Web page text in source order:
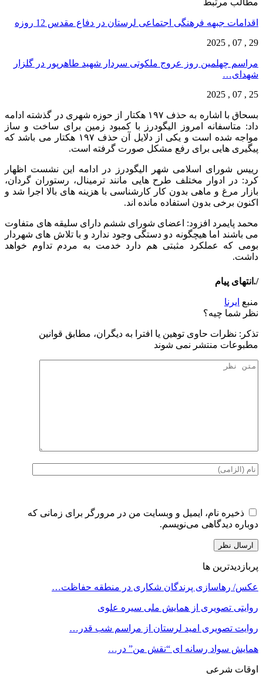
اقدامات جبهه فرهنگی اجتماعی لرستان در دفاع مقدس 12 روزه
29 , 07 , 2025
مراسم چهلمین روز عروج ملکوتی سردار شهید طاهرپور در گلزار
شهدای…
25 , 07 , 2025
بسحاق با اشاره به حذف ۱۹۷ هکتار از حوزه شهری در گذشته ادامه
داد: متاسفانه امروز الیگودرز با کمبود زمین برای ساخت و ساز
مواجه شده است و یکی از دلایل آن حذف ۱۹۷ هکتار می باشد که
پیگیری هایی برای رفع مشکل صورت گرفته است.
رییس شورای اسلامی شهر الیگودرز در ادامه این نشست اظهار
کرد: در ادوار مختلف طرح هایی مانند ترمینال، رستوران گردان،
بازار مرغ و ماهی بدون کار کارشناسی با هزینه های بالا اجرا شد و
اکنون برخی بدون استفاده مانده اند.
محمد پایمرد افزود: اعضای شورای ششم دارای سلیقه های متفاوت
می باشند اما هیچگونه دو دستگی وجود ندارد و با تلاش های شهردار
بومی که عملکرد مثبتی هم دارد خدمت به مردم تداوم‌ خواهد
داشت.
/.انتهای پیام
منبع ایرنا
نظر شما چیه؟
تذكر: نظرات حاوی توهين يا افترا به ديگران، مطابق قوانين
مطبوعات منتشر نمی شوند
ذخیره نام، ایمیل و وبسایت من در مرورگر برای زمانی که
دوباره دیدگاهی می‌نویسم.
پربازدیدترین ها
عکس/ رهاسازی پرندگان شکاری در منطقه حفاظت…
روایتی تصویری از همایش ملی سیره علوی
روایت تصویری امید لرستان از مراسم شب قدر…
همایش سواد رسانه ای “نقش من” در…
اوقات شرعی